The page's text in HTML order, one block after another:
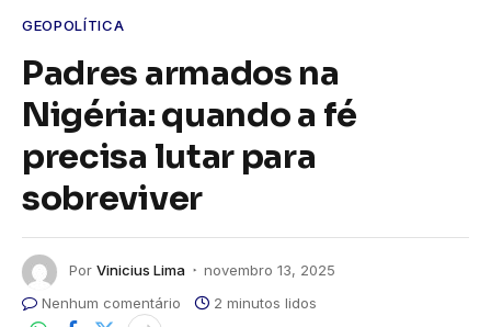
GEOPOLÍTICA
Padres armados na
Nigéria: quando a fé
precisa lutar para
sobreviver
Por Vinicius Lima
novembro 13, 2025
Nenhum comentário
2 minutos lidos